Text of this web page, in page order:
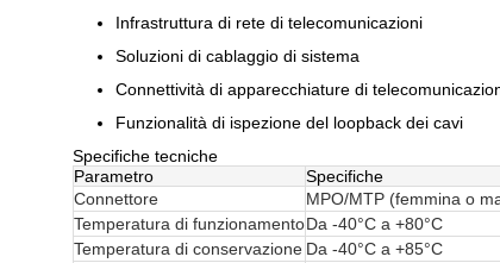
Infrastruttura di rete di telecomunicazioni
Soluzioni di cablaggio di sistema
Connettività di apparecchiature di
Funzionalità di ispezione del loopback dei cavi
Specifiche tecniche
Parametro
Specifiche
Connettore
MPO/MTP (femmina o
Temperatura di funzionamentoDa -40°C a +80°C
Temperatura di conservazione Da -40°C a +85°C